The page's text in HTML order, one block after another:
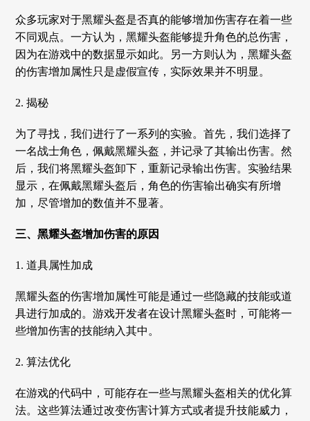
众多玩家对于黑耀头盔是否真的能够增加伤害存在着一些
不同观点。一方认为，黑耀头盔能够提升角色的总伤害，
因为在游戏中的数据显示如此。另一方则认为，黑耀头盔
的伤害增加属性只是虚假宣传，实际效果并不明显。
2. 揭秘
为了寻找，我们进行了一系列的实验。首先，我们选择了
一名战士角色，佩戴黑耀头盔，并记录了其输出伤害。然
后，我们将黑耀头盔卸下，重新记录输出伤害。实验结果
显示，在佩戴黑耀头盔后，角色的伤害输出确实有所增
加，尽管增加的数值并不显著。
三、黑耀头盔增加伤害的原因
1. 道具属性加成
黑耀头盔的伤害增加属性可能是通过一些隐藏的技能或道
具进行加成的。游戏开发者在设计黑耀头盔时，可能将一
些增加伤害的技能纳入其中。
2. 算法优化
在游戏的代码中，可能存在一些与黑耀头盔相关的优化算
法。这些算法通过改变伤害计算方式或者提升技能威力，